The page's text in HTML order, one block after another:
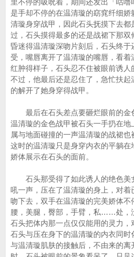
里不停的吸吮着，期间还发出「咕
是手却不停的在温清璇的窈窕纤细
清璇身穿战甲，因此石头抚摸下去都
过，石头摸得最多的还是战裙下那
昏迷得温清璇深吻片刻后，石头终
受，嘴唇离开了温清璇的嘴唇，看
红肿得样子，石头忍不住被眼前诱人
不过，他最后还是忍住了，急忙扶起
的解开了她身穿得战甲。
最后在石头差点要砸烂眼前的金
温清璇的金色战甲被石头一手扔在地
属与地面碰撞的一声温清璇的战裙也
这时的温清璇只是身穿内衣的平躺在
娇体展示在石头的面前。
石头那受得了如此诱人的绝色美
吼一声，压在了温清璇的身上，对着
吻下去，双手在温清璇的完美娇体
腰，美腿，臀部，手臂，私……处，
石头把体内那一点仅仅能用的灵力，
石头与压在身下的温清璇的内衣同时
与温清璇肌肤的接触后，不由来的离